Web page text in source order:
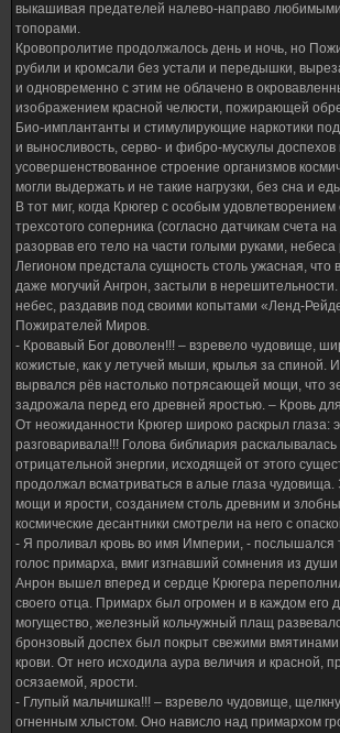
выкашивая предателей налево-направо
топорами.
Кровопролитие продолжалось день и ночь, но
рубили и кромсали без устали и передышки,
и одновременно с этим не облачено в
изображением красной челюсти, пожирающей
Био-имплантанты и стимулирующие наркотики
и выносливость, серво- и фибро-мускулы доспехов
усовершенствованное строение организмов
могли выдержать и не такие нагрузки, без сна и
В тот миг, когда Крюгер с особым удовлетворением
трехсотого соперника (согласно датчикам счета
разорвав его тело на части голыми руками,
Легионом предстала сущность столь ужасная, что
даже могучий Ангрон, застыли в
небес, раздавив под своими копытами «Ленд-
Пожирателей Миров.
- Кровавый Бог доволен!!! – взревело чудовище,
кожистые, как у летучей мыши, крылья за спиной.
вырвался рёв настолько потрясающей мощи, что
задрожала перед его древней яростью. – Кровь
От неожиданности Крюгер широко раскрыл глаза:
разговаривала!!! Голова библиария раскалывалась
отрицательной энергии, исходящей от этого
продолжал всматриваться в алые глаза
мощи и ярости, созданием столь древним и
космические десантники смотрели на него с
- Я проливал кровь во имя Империи, - послышался
голос примарха, вмиг изгнавший сомнения из
Анрон вышел вперед и сердце Крюгера
своего отца. Примарх был огромен и в каждом его
могущество, железный кольчужный плащ
бронзовый доспех был покрыт свежими
крови. От него исходила аура величия и красной,
осязаемой, ярости.
- Глупый мальчишка!!! – взревело чудовище,
огненным хлыстом. Оно нависло над примархом